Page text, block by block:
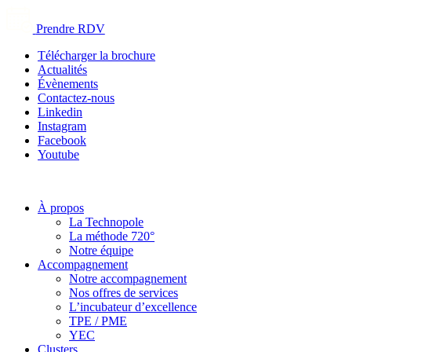
Prendre RDV
Télécharger la brochure
Actualités
Évènements
Contactez-nous
Linkedin
Instagram
Facebook
Youtube
À propos
La Technopole
La méthode 720°
Notre équipe
Accompagnement
Notre accompagnement
Nos offres de services
L’incubateur d’excellence
TPE / PME
YEC
Clusters